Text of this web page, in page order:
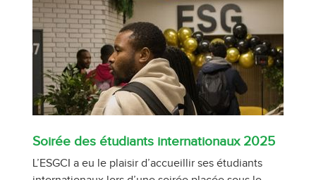
Soirée des étudiants internationaux 2025
L’ESGCI a eu le plaisir d’accueillir ses étudiants